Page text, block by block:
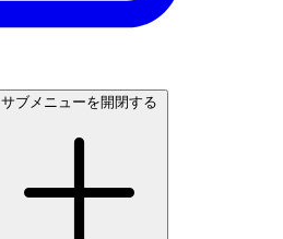
サブメニューを開閉する